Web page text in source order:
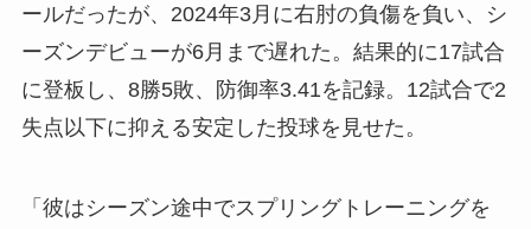
ールだったが、2024年3月に右肘の負傷を負い、シ
ーズンデビューが6月まで遅れた。結果的に17試合
に登板し、8勝5敗、防御率3.41を記録。12試合で2
失点以下に抑える安定した投球を見せた。
「彼はシーズン途中でスプリングトレーニングを